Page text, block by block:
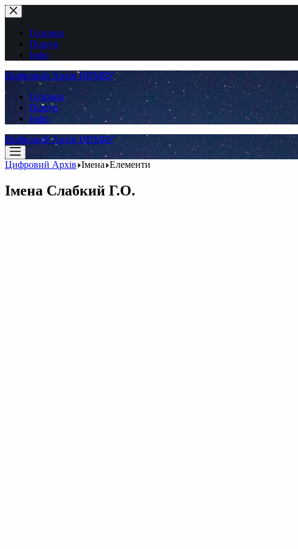
Перейти
до
вмістуГоловна
Пошук
Інфо
Цифровий Архів ННМБУ
Головна
Пошук
Інфо
Цифровий Архів ННМБУ
Цифровий Архів Імена Елементи
Імена Слабкий Г.О.